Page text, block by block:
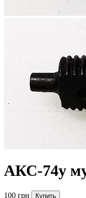
АКС-74у
100 грн Купить